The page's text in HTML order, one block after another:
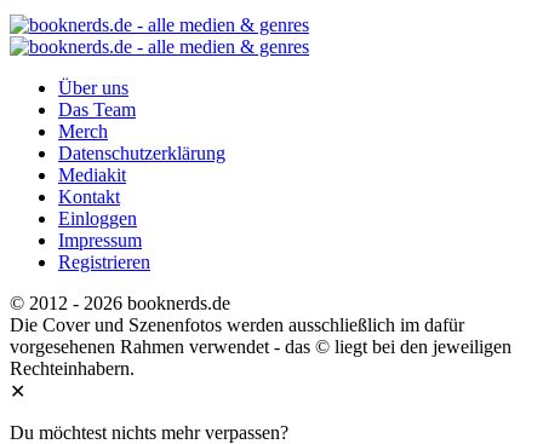
Über uns
Das Team
Merch
Datenschutzerklärung
Mediakit
Kontakt
Einloggen
Impressum
Registrieren
© 2012 - 2026 booknerds.de
Die Cover und Szenenfotos werden ausschließlich im dafür
vorgesehenen Rahmen verwendet - das © liegt bei den jeweiligen
Rechteinhabern.
✕
Du möchtest nichts mehr verpassen?